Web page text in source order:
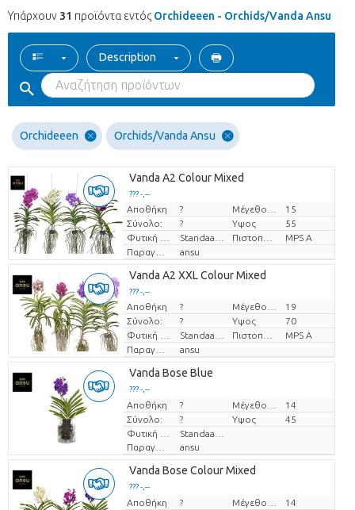
Υπάρχουν 31 προϊόντα εντός Orchideeen - Orchids/Vanda Ansu
Description
Orchideeen Orchids/Vanda Ansu
Vanda A2 Colour Mixed
??? -,--
Τιμή ανά τεμάχιο
Αποθήκη ?
15
Σύνολο:
? Υψος
55
MPS A
Παραγωγός
ansu
Vanda A2 XXL Colour Mixed
??? -,--
Τιμή ανά τεμάχιο
Αποθήκη ?
19
Σύνολο:
? Υψος
70
MPS A
Παραγωγός
ansu
Vanda Bose Blue
??? -,--
Τιμή ανά τεμάχιο
Αποθήκη ?
14
Σύνολο:
? Υψος
45
Παραγωγός
ansu
Vanda Bose Colour Mixed
??? -,--
Τιμή ανά τεμάχιο
Αποθήκη ?
14